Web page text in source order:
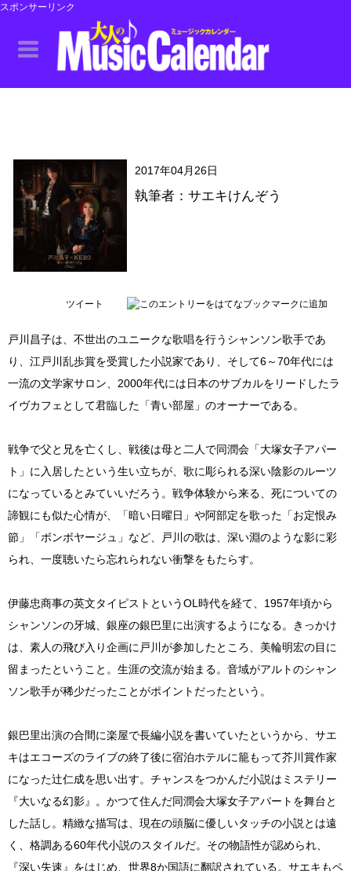
スポンサーリンク
2017年04月26日
執筆者：サエキけんぞう
ツイート
戸川昌子は、不世出のユニークな歌唱を行うシャンソン歌手であ
り、江戸川乱歩賞を受賞した小説家であり、そして6～70年代には
一流の文学家サロン、2000年代には日本のサブカルをリードしたラ
イヴカフェとして君臨した「青い部屋」のオーナーである。
戦争で父と兄を亡くし、戦後は母と二人で同潤会「大塚女子アパー
ト」に入居したという生い立ちが、歌に彫られる深い陰影のルーツ
になっているとみていいだろう。戦争体験から来る、死についての
諦観にも似た心情が、「暗い日曜日」や阿部定を歌った「お定恨み
節」「ボンボヤージュ」など、戸川の歌は、深い淵のような影に彩
られ、一度聴いたら忘れられない衝撃をもたらす。
伊藤忠商事の英文タイピストというOL時代を経て、1957年頃から
シャンソンの牙城、銀座の銀巴里に出演するようになる。きっかけ
は、素人の飛び入り企画に戸川が参加したところ、美輪明宏の目に
留まったということ。生涯の交流が始まる。音域がアルトのシャン
ソン歌手が稀少だったことがポイントだったという。
銀巴里出演の合間に楽屋で長編小説を書いていたというから、サエ
キはエコーズのライブの終了後に宿泊ホテルに籠もって芥川賞作家
になった辻仁成を思い出す。チャンスをつかんだ小説はミステリー
『大いなる幻影』。かつて住んだ同潤会大塚女子アパートを舞台と
した話し。精緻な描写は、現在の頭脳に優しいタッチの小説とは遠
く、格調ある60年代小説のスタイルだ。その物語性が認められ、
『深い失速』をはじめ、世界8か国語に翻訳されている。サエキもペ